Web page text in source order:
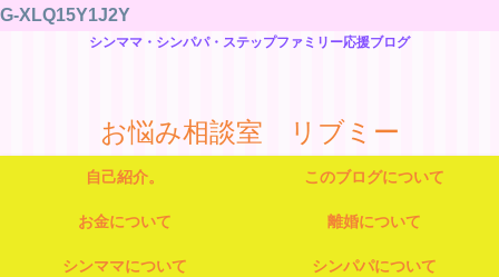
G-XLQ15Y1J2Y
シンママ・シンパパ・ステップファミリー応援ブログ
お悩み相談室 リブミー
自己紹介。 このブログについて
お金について 離婚について
シンママについて シンパパについて